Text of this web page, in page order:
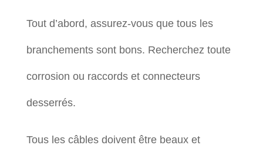
Tout d’abord, assurez-vous que tous les
branchements sont bons. Recherchez toute
corrosion ou raccords et connecteurs
desserrés.
Tous les câbles doivent être beaux et